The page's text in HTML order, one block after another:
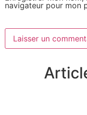
navigateur pour mon